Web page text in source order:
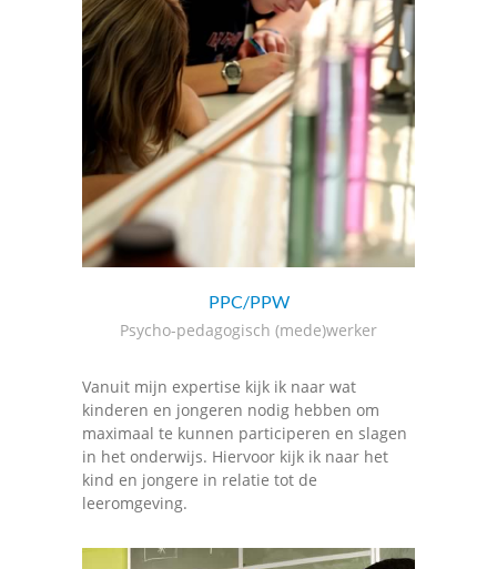
PPC/PPW
Psycho-pedagogisch (mede)werker
Vanuit mijn expertise kijk ik naar wat
kinderen en jongeren nodig hebben om
maximaal te kunnen participeren en slagen
in het onderwijs. Hiervoor kijk ik naar het
kind en jongere in relatie tot de
leeromgeving.